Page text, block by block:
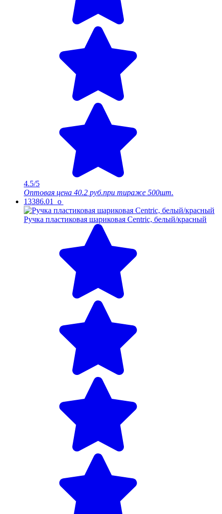
4.5/5
Оптовая цена 40.2 руб.при тираже 500шт.
13386.01_o
Ручка пластиковая шариковая Centric, белый/красный